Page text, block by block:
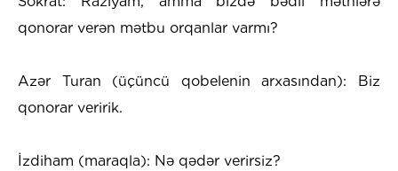
qonorar verən mətbu orqanlar varmı?
Azər Turan (üçüncü qobelenin arxasından): Biz
qonorar veririk.
İzdiham (maraqla): Nə qədər verirsiz?